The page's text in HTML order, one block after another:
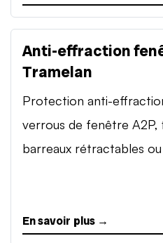
Anti-effraction
Tramelan
Protection anti-
verrous de fenêtre A2P,
barreaux rétractables
En savoir plus →